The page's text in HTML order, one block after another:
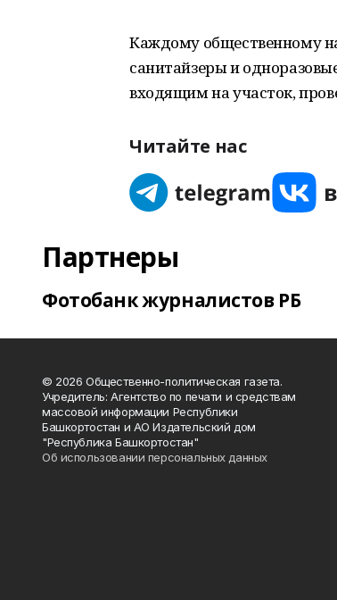
Каждому общественному
санитайзеры и
входящим на участок,
Читайте нас
Партнеры
Фотобанк журналистов РБ
© 2026 Общественно-политическая газета.
Учредитель: Агентство по печати и средствам
массовой информации Республики
Башкортостан и АО Издательский дом
"Республика Башкортостан"
Об использовании персональных данных